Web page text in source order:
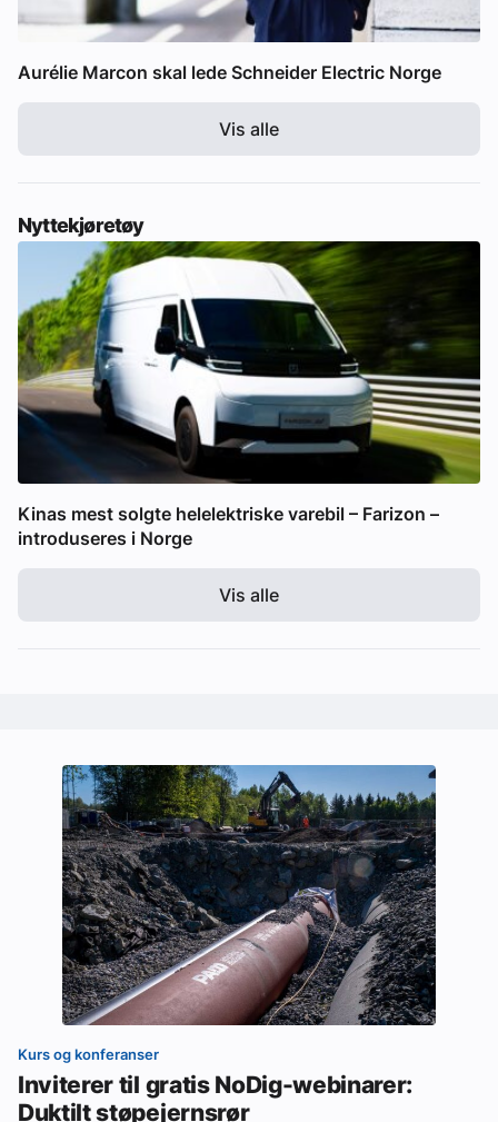
Aurélie Marcon skal lede Schneider Electric Norge
Vis alle
Nyttekjøretøy
Kinas mest solgte helelektriske varebil – Farizon –
introduseres i Norge
Vis alle
Kurs og konferanser
Inviterer til gratis NoDig-webinarer:
Duktilt støpejernsrør